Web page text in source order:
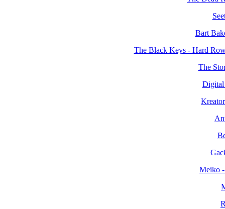
Bart
The Black Keys - Hard
The
Digital
Meiko